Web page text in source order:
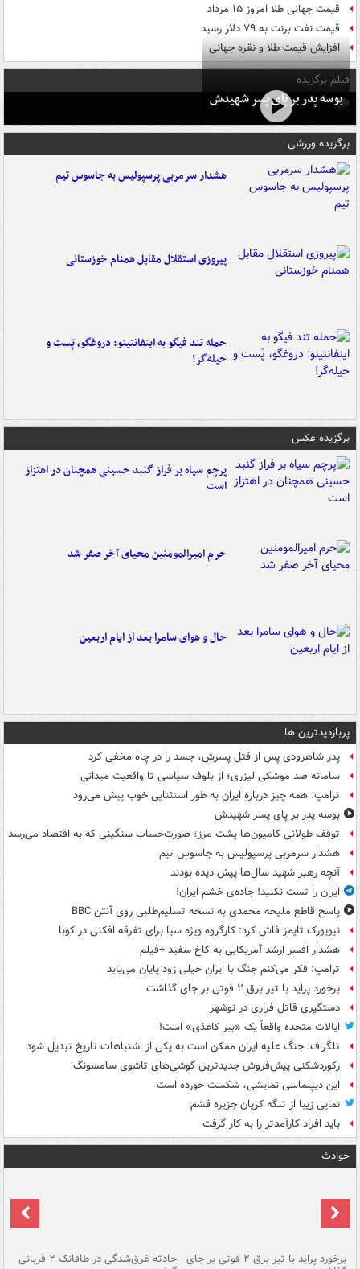
قیمت جهانی طلا امروز ۱۵ مرداد
قیمت نفت برنت به ۷۹ دلار رسید
افزایش قیمت طلا و نقره جهانی
فیلم برگزیده
بوسه‌ پدر بر پای پسر شهیدش
برگزیده ورزشی
هشدار سرمربی پرسپولیس به جاسوس تیم
پیروزی استقلال مقابل همنام خوزستانی
حمله تند فیگو به اینفانتینو: دروغگو، پَست‌ و
حیله‌گر!
برگزیده عکس
پرچم سیاه بر فراز گنبد حسینی همچنان در اهتزاز
است
حرم امیرالمومنین محیای آخر صفر شد
حال و هوای سامرا بعد از ایام اربعین
پربازدیدترین ها
پدر شاهرودی پس از قتل پسرش، جسد را در چاه مخفی کرد
سامانه ضد موشکی لیزری؛ از بلوف سیاسی تا واقعیت میدانی
ترامپ: همه چیز درباره ایران به طور استثنایی خوب پیش می‌رود
بوسه‌ پدر بر پای پسر شهیدش
توقف طولانی کامیون‌ها پشت مرز؛ صورت‌حساب سنگینی که به اقتصاد می‌رسد
هشدار سرمربی پرسپولیس به جاسوس تیم
آنچه رهبر شهید سال‌ها پیش دیده بودند
ایران را تست نکنید! جاده‌ی خشم ایران!
پاسخ قاطع ملیحه محمدی به نسخه تسلیم‌طلبی روی آنتن BBC
نیویورک تایمز فاش کرد: کارگروه ویژه سیا برای تفرقه افکنی در کوبا
هشدار افسر ارشد آمریکایی به کاخ سفید +فیلم
ترامپ: فکر می‌کنم جنگ با ایران خیلی زود پایان می‌یابد
برخورد پراید با تیر برق ۲ فوتی بر جای گذاشت
دستگیری قاتل فراری در نوشهر
ایالات متحده واقعاً یک «ببر کاغذی» است!
تلگراف: جنگ علیه ایران ممکن است به یکی از اشتباهات تاریخ تبدیل شود
رکوردشکنی پیش‌فروش جدیدترین گوشی‌های تاشوی سامسونگ
این دیپلماسی نمایشی، شکست خورده است
نمایی زیبا از تنگه کریان جزیره قشم
باید افراد کارآمدتر را به کار گرفت
حوادث
برخورد پراید با تیر برق ۲ فوتی بر جای حادثه غرق‌شدگی در طاقانک ۲ قربانی